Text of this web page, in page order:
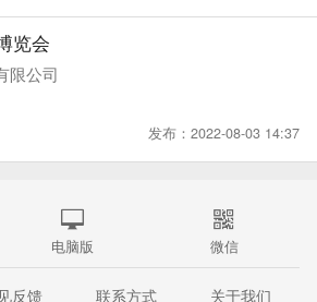
览会
限公司
发布：2022-08-03 14:37
电脑版 微信
反馈 联系方式 关于我们